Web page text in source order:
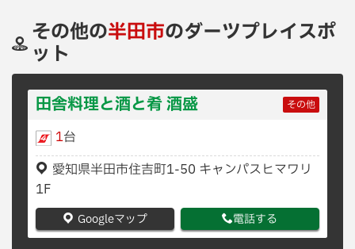
その他の半田市のダーツプレイスポ
ット
田舎料理と酒と肴 酒盛 その他
1台
愛知県半田市住吉町1-50 キャンパスヒマワリ
1F
Googleマップ 電話する